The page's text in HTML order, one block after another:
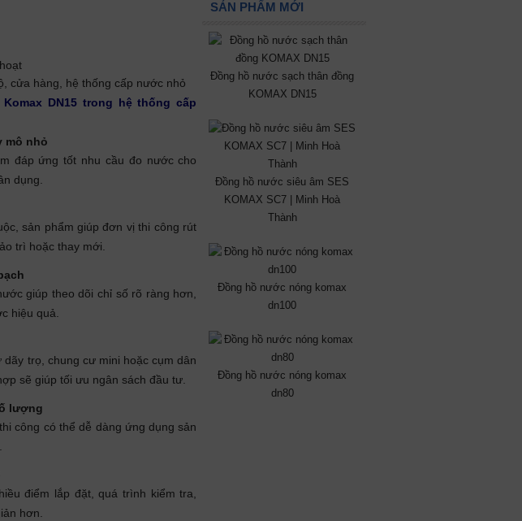
cửa hàng, hệ thống cấp nước nhỏ
DN15 trong hệ thống cấp
mô nhỏ
đáp ứng tốt nhu cầu đo nước cho
dụng.
sản phẩm giúp đơn vị thi công rút
trì hoặc thay mới.
giúp theo dõi chỉ số rõ ràng hơn,
hiệu quả.
trọ, chung cư mini hoặc cụm dân
sẽ giúp tối ưu ngân sách đầu tư.
lượng
công có thể dễ dàng ứng dụng sản
điểm lắp đặt, quá trình kiểm tra,
hơn.
SẢN PHẨM MỚI
Đồng hồ nước sạch thân đồng
KOMAX DN15
Đồng hồ nước siêu âm SES
KOMAX SC7 | Minh Hoà
Thành
Đồng hồ nước nóng komax
dn100
Đồng hồ nước nóng komax
dn80